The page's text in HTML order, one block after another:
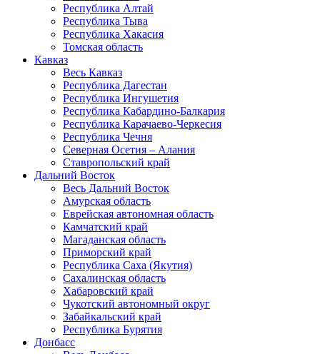
Республика Алтай
Республика Тыва
Республика Хакасия
Томская область
Кавказ
Весь Кавказ
Республика Дагестан
Республика Ингушетия
Республика Кабардино-Балкария
Республика Карачаево-Черкесия
Республика Чечня
Северная Осетия – Алания
Ставропольский край
Дальний Восток
Весь Дальний Восток
Амурская область
Еврейская автономная область
Камчатский край
Магаданская область
Приморский край
Республика Саха (Якутия)
Сахалинская область
Хабаровский край
Чукотский автономный округ
Забайкальский край
Республика Бурятия
Донбасс